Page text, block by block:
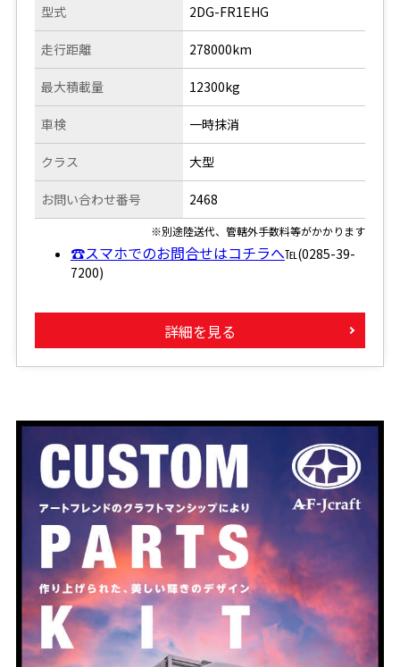
型式
走行距離
2DG-FR1EHG
278000km
最大積載量
車検
クラス
お問い合わせ番号
12300kg
一時抹消
大型
2468
※別途陸送代、管轄外手数料等がかかります
☎スマホでのお問合せはコチラへ℡(0285-39-
7200)
詳細を見る